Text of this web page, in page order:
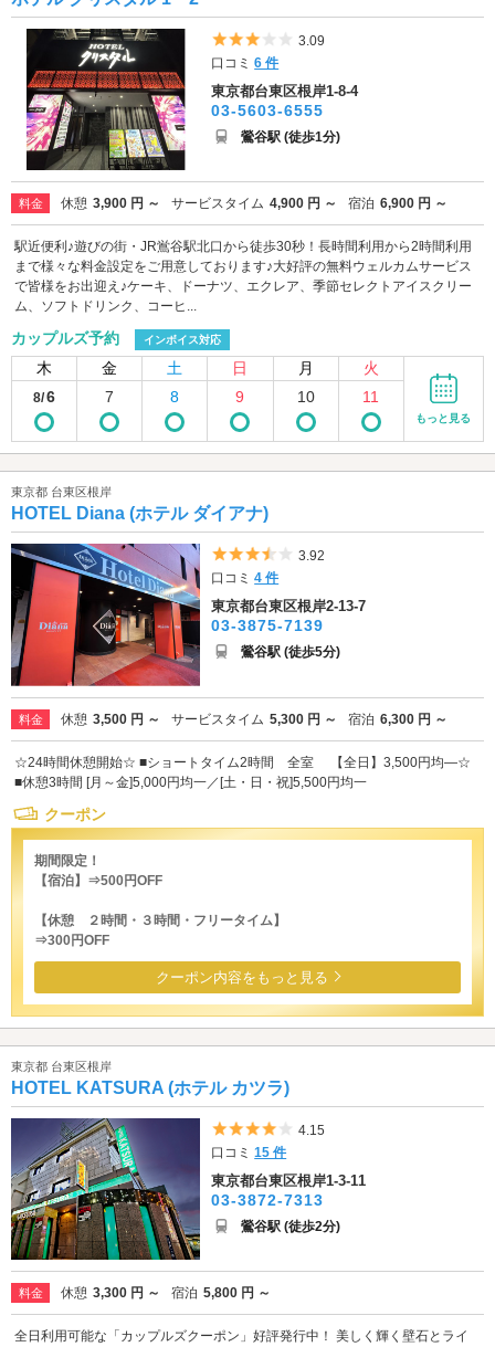
5つ星のうち3
3.09
口コミ6 件
東京都台東区根岸1-8-4
03-5603-6555
鶯谷駅 (徒歩1分)
料金 休憩 3,900 円 ～ サービスタイム 4,900 円 ～ 宿泊 6,900 円 ～
駅近便利♪遊びの街・JR鴬谷駅北口から徒歩30秒！長時間利用から2時間利用
まで様々な料金設定をご用意しております♪大好評の無料ウェルカムサービス
で皆様をお出迎え♪ケーキ、ドーナツ、エクレア、季節セレクトアイスクリー
ム、ソフトドリンク、コーヒ...
カップルズ予約 インボイス対応
木 金 土 日 月 火
8/6 7 8 9 10 11
もっと見る
東京都 台東区根岸
HOTEL Diana (ホテル ダイアナ)
5つ星のうち3.5
3.92
口コミ4 件
東京都台東区根岸2-13-7
03-3875-7139
鶯谷駅 (徒歩5分)
料金 休憩 3,500 円 ～ サービスタイム 5,300 円 ～ 宿泊 6,300 円 ～
☆24時間休憩開始☆ ■ショートタイム2時間 全室 【全日】3,500円均―☆
■休憩3時間 [月～金]5,000円均一／[土・日・祝]5,500円均一
クーポン
期間限定！
【宿泊】⇒500円OFF
【休憩 ２時間・３時間・フリータイム】
⇒300円OFF
クーポン内容をもっと見る
東京都 台東区根岸
HOTEL KATSURA (ホテル カツラ)
5つ星のうち4
4.15
口コミ15 件
東京都台東区根岸1-3-11
03-3872-7313
鶯谷駅 (徒歩2分)
料金 休憩 3,300 円 ～ 宿泊 5,800 円 ～
全日利用可能な「カップルズクーポン」好評発行中！ 美しく輝く壁石とライ